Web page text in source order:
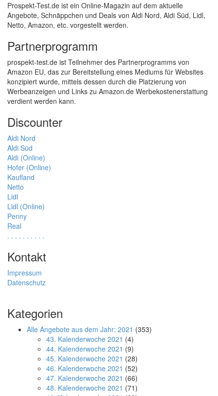
Prospekt-Test.de ist ein Online-Magazin auf dem aktuelle
Angebote, Schnäppchen und Deals von Aldi Nord, Aldi Süd, Lidl,
Netto, Amazon, etc. vorgestellt werden.
Partnerprogramm
prospekt-test.de ist Teilnehmer des Partnerprogramms von
Amazon EU, das zur Bereitstellung eines Mediums für Websites
konzipiert wurde, mittels dessen durch die Platzierung von
Werbeanzeigen und Links zu Amazon.de Werbekostenerstattung
verdient werden kann.
Discounter
Aldi Nord
Aldi Süd
Aldi (Online)
Hofer (Online)
Kaufland
Netto
Lidl
Lidl (Online)
Penny
Real
. . . . . . . . . .
Kontakt
Impressum
Datenschutz
Kategorien
Alle Angebote aus dem Jahr: 2021 (353)
43. Kalenderwoche 2021 (4)
44. Kalenderwoche 2021 (9)
45. Kalenderwoche 2021 (28)
46. Kalenderwoche 2021 (52)
47. Kalenderwoche 2021 (66)
48. Kalenderwoche 2021 (71)